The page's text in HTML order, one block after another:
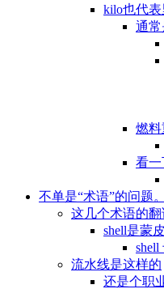
kilo也代表
通常
燃
看一
不单是“术语”的问题。
这几个术语的翻
shell是蒙
shell
流水线是这样的
还是个职